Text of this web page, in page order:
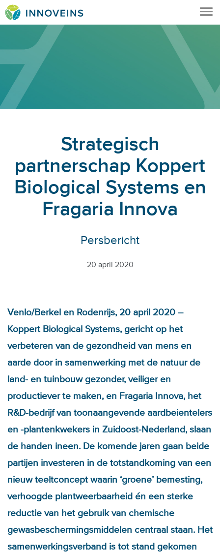
Strategisch
partnerschap Koppert
Biological Systems en
Fragaria Innova
Persbericht
20 april 2020
Venlo/Berkel en Rodenrijs, 20 april 2020 –
Koppert Biological Systems, gericht op het
verbeteren van de gezondheid van mens en
aarde door in samenwerking met de natuur de
land- en tuinbouw gezonder, veiliger en
productiever te maken, en Fragaria Innova, het
R&D-bedrijf van toonaangevende aardbeientelers
en -plantenkwekers in Zuidoost-Nederland, slaan
de handen ineen. De komende jaren gaan beide
partijen investeren in de totstandkoming van een
nieuw teeltconcept waarin ‘groene’ bemesting,
verhoogde plantweerbaarheid én een sterke
reductie van het gebruik van chemische
gewasbeschermingsmiddelen centraal staan. Het
samenwerkingsverband is tot stand gekomen